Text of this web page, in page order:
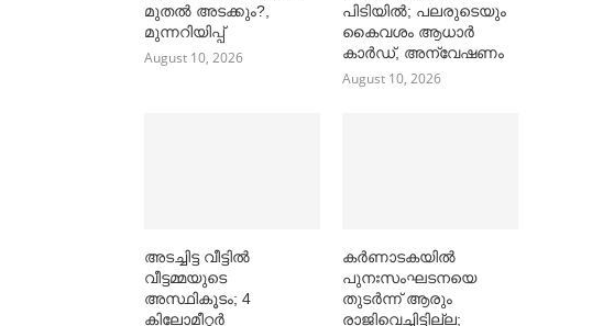
മുതല്‍ അടക്കും?,
മുന്നറിയിപ്പ്
August 10, 2026
പിടിയില്‍; പലരുടെയും
കൈവശം ആധാര്‍
കാര്‍ഡ്, അന്വേഷണം
August 10, 2026
അടച്ചിട്ട വീട്ടില്‍
വീട്ടമ്മയുടെ
അസ്ഥികൂടം; 4
കിലോമീറ്റര്‍
കര്‍ണാടകയില്‍
പുനഃസംഘടനയെ
തുടര്‍ന്ന് ആരും
രാജിവെച്ചിട്ടില്ല;